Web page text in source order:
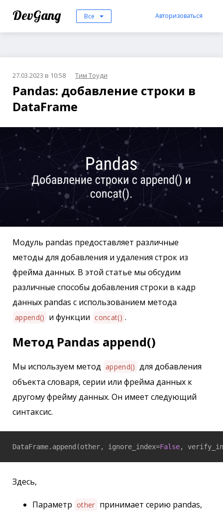
DevGang Все Авторизоваться
27.03.2023 в 10:58 Тим Тоуди
Pandas: добавление строки в
DataFrame
Модуль pandas предоставляет различные
методы для добавления и удаления строк из
фрейма данных. В этой статье мы обсудим
различные способы добавления строки в кадр
данных pandas с использованием метода
append() и функции concat() .
Метод Pandas append()
Мы используем метод append() для добавления
объекта словаря, серии или фрейма данных к
другому фрейму данных. Он имеет следующий
синтаксис.
DataFrame.append(other, ignore_index=False,
Здесь,
Параметр other принимает серию pandas,